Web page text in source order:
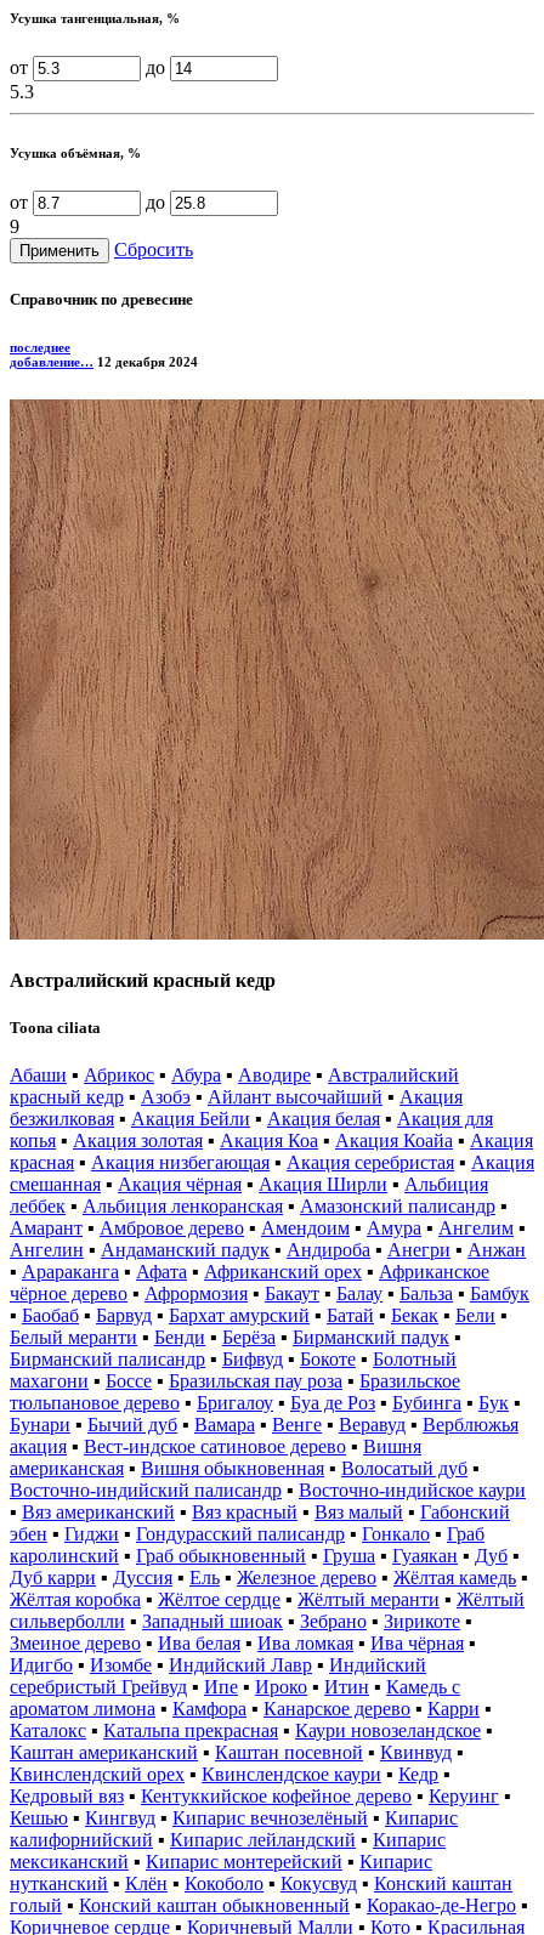
Усушка тангенциальная, %
от
до
5.3
Усушка объёмная, %
от
до
9
Сбросить
Справочник по древесине
последнее
добавление… 12 декабря 2024
Австралийский красный кедр
Toona ciliata
Абаши ▪ Абрикос ▪ Абура ▪ Аводире ▪ Австралийский
красный кедр ▪ Азобэ ▪ Айлант высочайший ▪ Акация
безжилковая ▪ Акация Бейли ▪ Акация белая ▪ Акация для
копья ▪ Акация золотая ▪ Акация Коа ▪ Акация Коайа ▪ Акация
красная ▪ Акация низбегающая ▪ Акация серебристая ▪ Акация
смешанная ▪ Акация чёрная ▪ Акация Ширли ▪ Альбиция
леббек ▪ Альбиция ленкоранская ▪ Амазонский палисандр ▪
Амарант ▪ Амбровое дерево ▪ Амендоим ▪ Амура ▪ Ангелим ▪
Ангелин ▪ Андаманский падук ▪ Андироба ▪ Анегри ▪ Анжан
▪ Арараканга ▪ Афата ▪ Африканский орех ▪ Африканское
чёрное дерево ▪ Афрормозия ▪ Бакаут ▪ Балау ▪ Бальза ▪ Бамбук
▪ Баобаб ▪ Барвуд ▪ Бархат амурский ▪ Батай ▪ Бекак ▪ Бели ▪
Белый меранти ▪ Бенди ▪ Берёза ▪ Бирманский падук ▪
Бирманский палисандр ▪ Бифвуд ▪ Бокоте ▪ Болотный
махагони ▪ Боссе ▪ Бразильская пау роза ▪ Бразильское
тюльпановое дерево ▪ Бригалоу ▪ Буа де Роз ▪ Бубинга ▪ Бук ▪
Бунари ▪ Бычий дуб ▪ Вамара ▪ Венге ▪ Веравуд ▪ Верблюжья
акация ▪ Вест-индское сатиновое дерево ▪ Вишня
американская ▪ Вишня обыкновенная ▪ Волосатый дуб ▪
Восточно-индийский палисандр ▪ Восточно-индийское каури
▪ Вяз американский ▪ Вяз красный ▪ Вяз малый ▪ Габонский
эбен ▪ Гиджи ▪ Гондурасский палисандр ▪ Гонкало ▪ Граб
каролинский ▪ Граб обыкновенный ▪ Груша ▪ Гуаякан ▪ Дуб ▪
Дуб карри ▪ Дуссия ▪ Ель ▪ Железное дерево ▪ Жёлтая камедь ▪
Жёлтая коробка ▪ Жёлтое сердце ▪ Жёлтый меранти ▪ Жёлтый
сильверболли ▪ Западный шиоак ▪ Зебрано ▪ Зирикоте ▪
Змеиное дерево ▪ Ива белая ▪ Ива ломкая ▪ Ива чёрная ▪
Идигбо ▪ Изомбе ▪ Индийский Лавр ▪ Индийский
серебристый Грейвуд ▪ Ипе ▪ Ироко ▪ Итин ▪ Камедь с
ароматом лимона ▪ Камфора ▪ Канарское дерево ▪ Карри ▪
Каталокс ▪ Катальпа прекрасная ▪ Каури новозеландское ▪
Каштан американский ▪ Каштан посевной ▪ Квинвуд ▪
Квинслендский орех ▪ Квинслендское каури ▪ Кедр ▪
Кедровый вяз ▪ Кентуккийское кофейное дерево ▪ Керуинг ▪
Кешью ▪ Кингвуд ▪ Кипарис вечнозелёный ▪ Кипарис
калифорнийский ▪ Кипарис лейландский ▪ Кипарис
мексиканский ▪ Кипарис монтерейский ▪ Кипарис
нутканский ▪ Клён ▪ Кокоболо ▪ Кокусвуд ▪ Конский каштан
голый ▪ Конский каштан обыкновенный ▪ Коракао-де-Негро ▪
Коричневое сердце ▪ Коричневый Малли ▪ Кото ▪ Красильная